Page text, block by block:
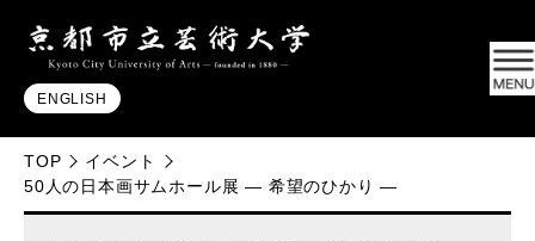
ENGLISH
TOP
イベント
50人の日本画サムホール展 ― 希望のひかり ―